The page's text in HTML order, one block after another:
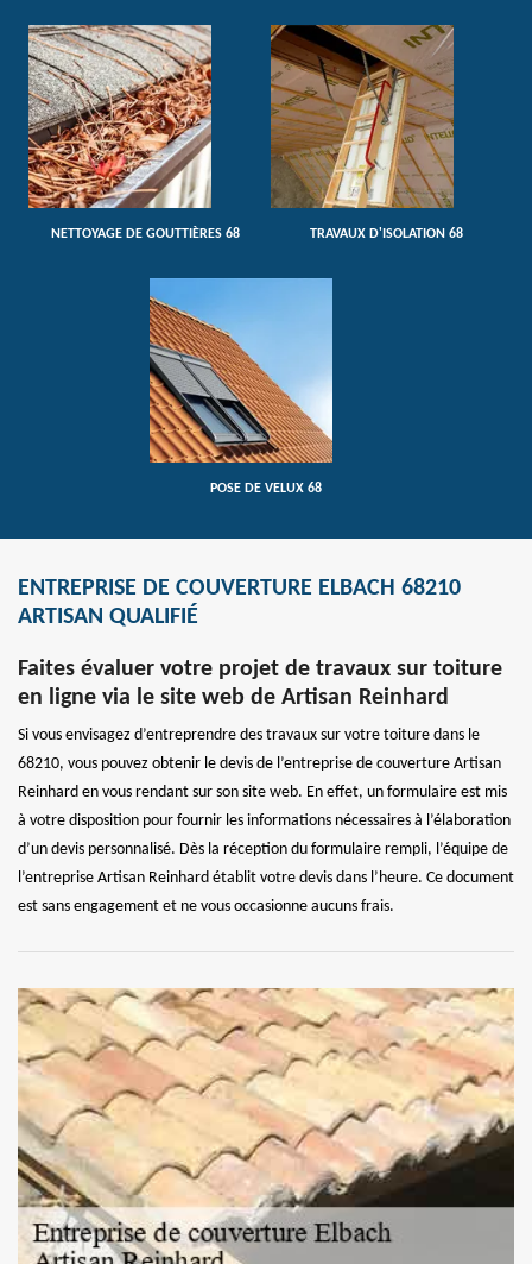
NETTOYAGE DE GOUTTIÈRES 68 TRAVAUX D'ISOLATION 68
POSE DE VELUX 68
ENTREPRISE DE COUVERTURE ELBACH 68210
ARTISAN QUALIFIÉ
Faites évaluer votre projet de travaux sur toiture
en ligne via le site web de Artisan Reinhard
Si vous envisagez d’entreprendre des travaux sur votre toiture dans le
68210, vous pouvez obtenir le devis de l’entreprise de couverture Artisan
Reinhard en vous rendant sur son site web. En effet, un formulaire est mis
à votre disposition pour fournir les informations nécessaires à l’élaboration
d’un devis personnalisé. Dès la réception du formulaire rempli, l’équipe de
l’entreprise Artisan Reinhard établit votre devis dans l’heure. Ce document
est sans engagement et ne vous occasionne aucuns frais.